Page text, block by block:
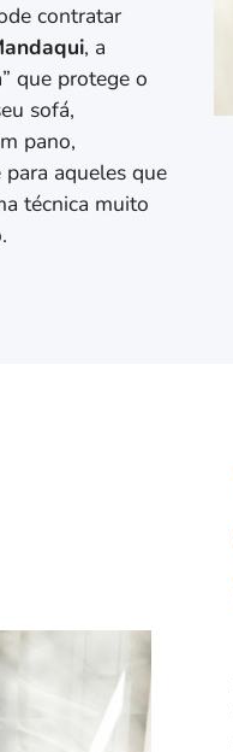
contratar
, a
que protege o
sofá,
pano,
aqueles que
técnica muito